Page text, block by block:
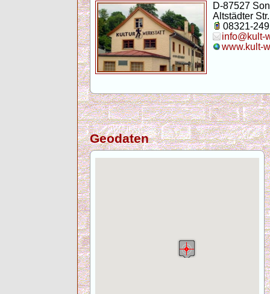
D-87527
Altstädter
08321-
info@kult-
www.kult-
Geodaten